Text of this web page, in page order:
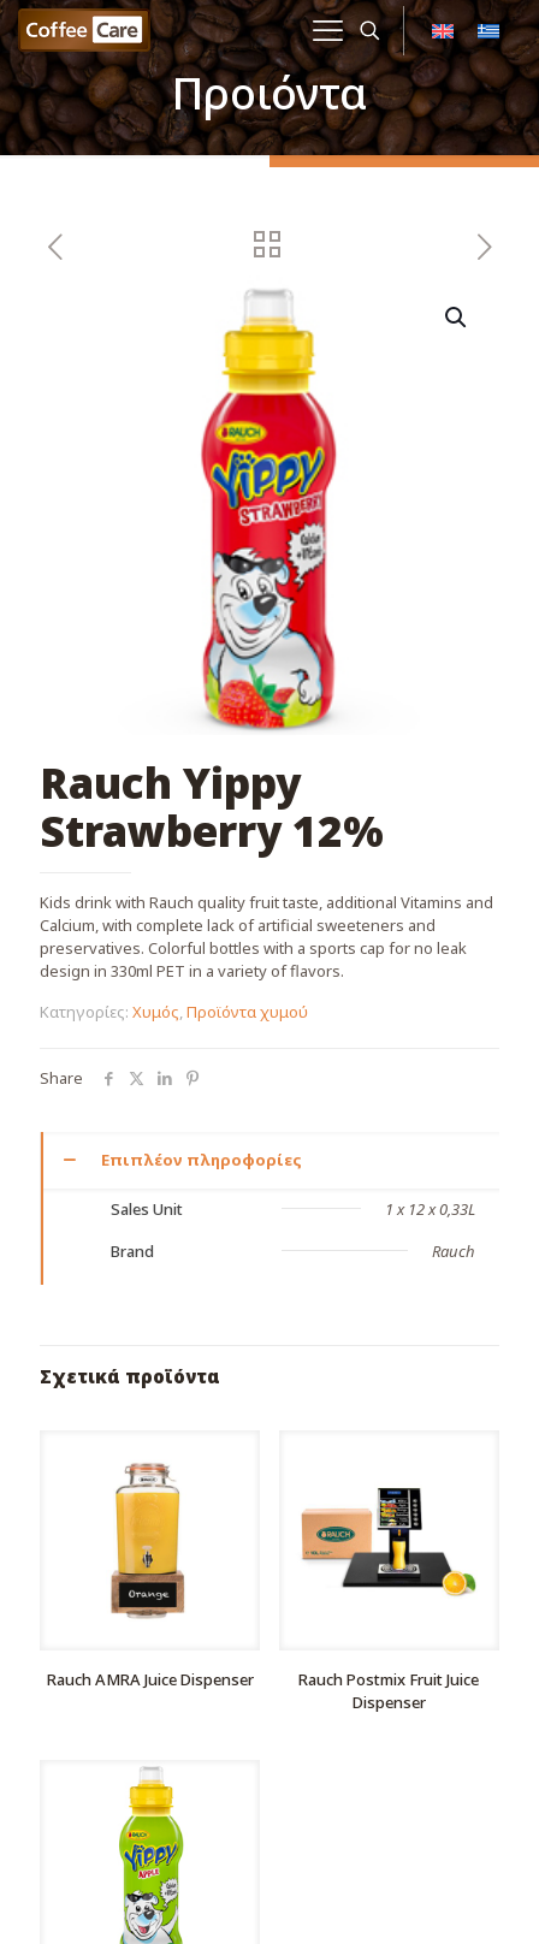
Προιόντα
Rauch Yippy
Strawberry 12%
Kids drink with Rauch quality fruit taste, additional Vitamins and
Calcium, with complete lack of artificial sweeteners and
preservatives. Colorful bottles with a sports cap for no leak
design in 330ml PET in a variety of flavors.
Κατηγορίες: Χυμός Προϊόντα χυμού
Share
Επιπλέον πληροφορίες
Sales Unit
1 x 12 x 0,33L
Brand
Rauch
Σχετικά προϊόντα
Rauch AMRA Juice Dispenser
Rauch Postmix Fruit Juice
Dispenser